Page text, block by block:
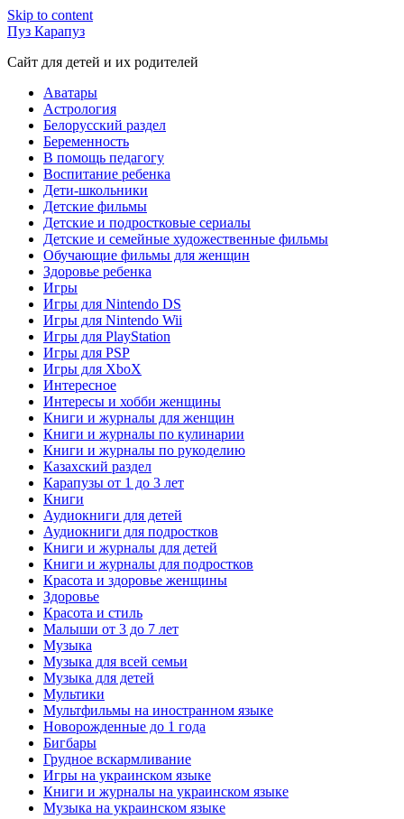
Skip to content
Пуз Карапуз
Сайт для детей и их родителей
Аватары
Астрология
Белорусский раздел
Беременность
В помощь педагогу
Воспитание ребенка
Дети-школьники
Детские фильмы
Детские и подростковые сериалы
Детские и семейные художественные фильмы
Обучающие фильмы для женщин
Здоровье ребенка
Игры
Игры для Nintendo DS
Игры для Nintendo Wii
Игры для PlayStation
Игры для PSP
Игры для XboX
Интересное
Интересы и хобби женщины
Книги и журналы для женщин
Книги и журналы по кулинарии
Книги и журналы по рукоделию
Казахский раздел
Карапузы от 1 до 3 лет
Книги
Аудиокниги для детей
Аудиокниги для подростков
Книги и журналы для детей
Книги и журналы для подростков
Красота и здоровье женщины
Здоровье
Красота и стиль
Малыши от 3 до 7 лет
Музыка
Музыка для всей семьи
Музыка для детей
Мультики
Мультфильмы на иностранном языке
Новорожденные до 1 года
Бигбары
Грудное вскармливание
Игры на украинском языке
Книги и журналы на украинском языке
Музыка на украинском языке